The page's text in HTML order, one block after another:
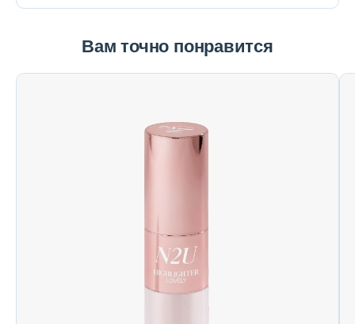
Вам точно понравится